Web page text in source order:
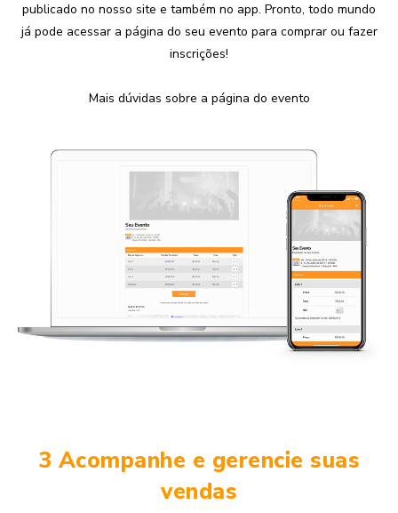
publicado no nosso site e também no app. Pronto, todo mundo
já pode acessar a página do seu evento para comprar ou fazer
inscrições!
Mais dúvidas sobre a página do evento
3 Acompanhe e gerencie suas
vendas